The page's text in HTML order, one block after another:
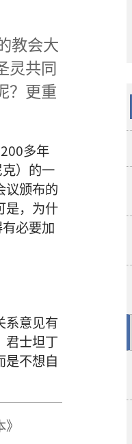
教会大
灵共同
？更重
多年
）的一
议颁布的
是，为什
必要加
系意见有
君士坦丁
是不想自